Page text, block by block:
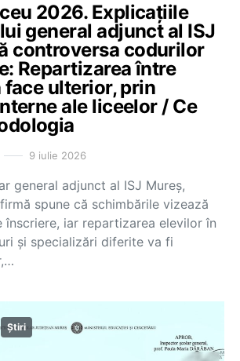
2026. Explicațiile
general adjunct al ISJ
controversa codurilor
Repartizarea între
face ulterior, prin
ale liceelor / Ce
9 iulie 2026
general adjunct al ISJ Mureş,
spune că schimbările vizează
înscriere, iar repartizarea elevilor în
şi specializări diferite va fi
Știri